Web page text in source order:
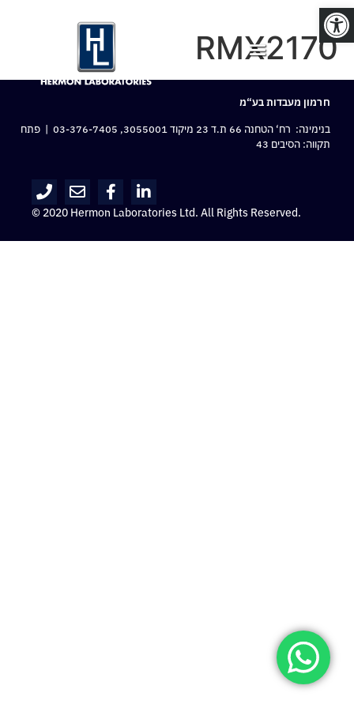
פתח סרגל נגישות
RMX2170
חרמון מעבדות בע“מ
בנימינה: רח‘ הטחנה 66 ת.ד 23 מיקוד 3055001,
03-376-7405 | פתח
תקווה: הסיבים 43
© 2020 Hermon Laboratories Ltd. All Rights Reserved.